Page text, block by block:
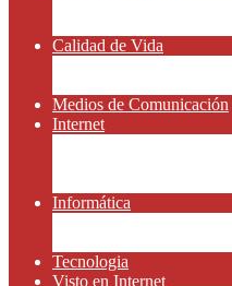
Calidad de Vida
Medios de Comunicación
Internet
Informática
Tecnologia
Visto en Internet